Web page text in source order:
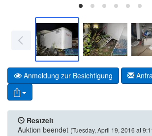
Anmeldung zur Besichtigung
Restzeit
Auktion beendet (Tuesday, April 19, 2016 at